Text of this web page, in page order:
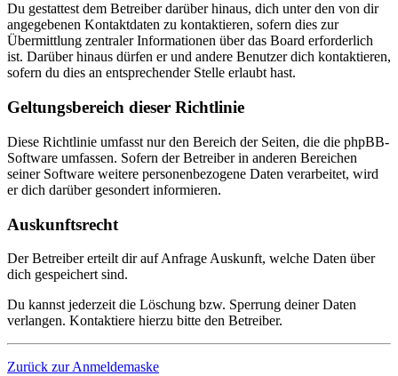
Du gestattest dem Betreiber darüber hinaus, dich unter den von dir
angegebenen Kontaktdaten zu kontaktieren, sofern dies zur
Übermittlung zentraler Informationen über das Board erforderlich
ist. Darüber hinaus dürfen er und andere Benutzer dich kontaktieren,
sofern du dies an entsprechender Stelle erlaubt hast.
Geltungsbereich dieser Richtlinie
Diese Richtlinie umfasst nur den Bereich der Seiten, die die phpBB-
Software umfassen. Sofern der Betreiber in anderen Bereichen
seiner Software weitere personenbezogene Daten verarbeitet, wird
er dich darüber gesondert informieren.
Auskunftsrecht
Der Betreiber erteilt dir auf Anfrage Auskunft, welche Daten über
dich gespeichert sind.
Du kannst jederzeit die Löschung bzw. Sperrung deiner Daten
verlangen. Kontaktiere hierzu bitte den Betreiber.
Zurück zur Anmeldemaske